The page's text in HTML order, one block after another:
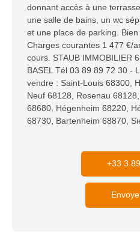
donnant accès à une
une salle de bains, un wc
et une place de parking.
Charges courantes 1 477 €/
cours. STAUB IMMOBILIER
BASEL Tél 03 89 89 72 30 -
vendre : Saint-Louis 68300,
Neuf 68128, Rosenau
68680, Hégenheim 68220,
68730, Bartenheim 68870,
+33 3